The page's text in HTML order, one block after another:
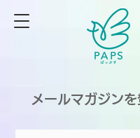
メールマガジン